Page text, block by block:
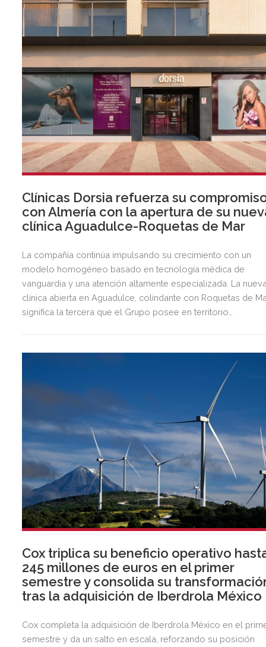
Clínicas Dorsia refuerza su
con Almería con la apertura de su
clínica Aguadulce-Roquetas de Mar
La compañía continúa impulsando su crecimiento con un
modelo homogéneo basado en tecnología médica de
vanguardia y una atención altamente especializada. La
clínica abierta en Aguadulce, colindante con Roquetas de
significa la tercera que el Grupo posee en territorio
Cox triplica su beneficio operativo
245 millones de euros en el primer
semestre y consolida su
tras la adquisición de Iberdrola México
Cox completa la adquisición de Iberdrola México en el
semestre y da un salto en escala, reforzando su posición